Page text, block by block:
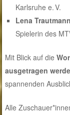
Karlsruhe e. V.
Lena
Spielerin des
Mit Blick auf die
ausgetragen
spannenden
Alle